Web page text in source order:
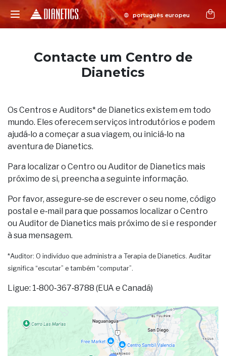
Contacte um Centro de
Dianetics
Os Centros e Auditors* de Dianetics existem em todo
mundo. Eles oferecem serviços introdutórios e podem
ajudá‑lo a começar a sua viagem, ou iniciá‑lo na
aventura de Dianetics.
Para localizar o Centro ou Auditor de Dianetics mais
próximo de si, preencha a seguinte informação.
Por favor, assegure‑se de escrever o seu nome, código
postal e e‑mail para que possamos localizar o Centro
ou Auditor de Dianetics mais próximo de si e responder
à sua mensagem.
*Auditor: O indivíduo que administra a Terapia de Dianetics. Auditar
significa “escutar” e também “computar”.
Ligue: 1‑800‑367‑8788 (EUA e Canadá)